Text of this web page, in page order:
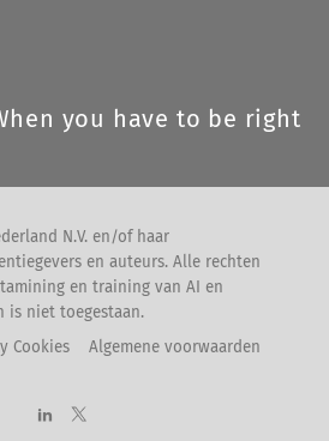
you have to be right
N.V. en/of haar
en auteurs. Alle rechten
en training van AI en
is niet toegestaan.
Cookies Algemene voorwaarden